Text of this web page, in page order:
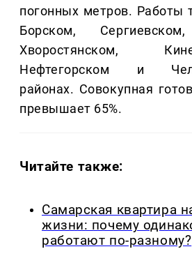
погонных метров. Работы
Борском,
Хворостянском,
Нефтегорском и
районах. Совокупная
превышает 65%.
Читайте также:
Самарская квартира
жизни: почему
работают по-разному?